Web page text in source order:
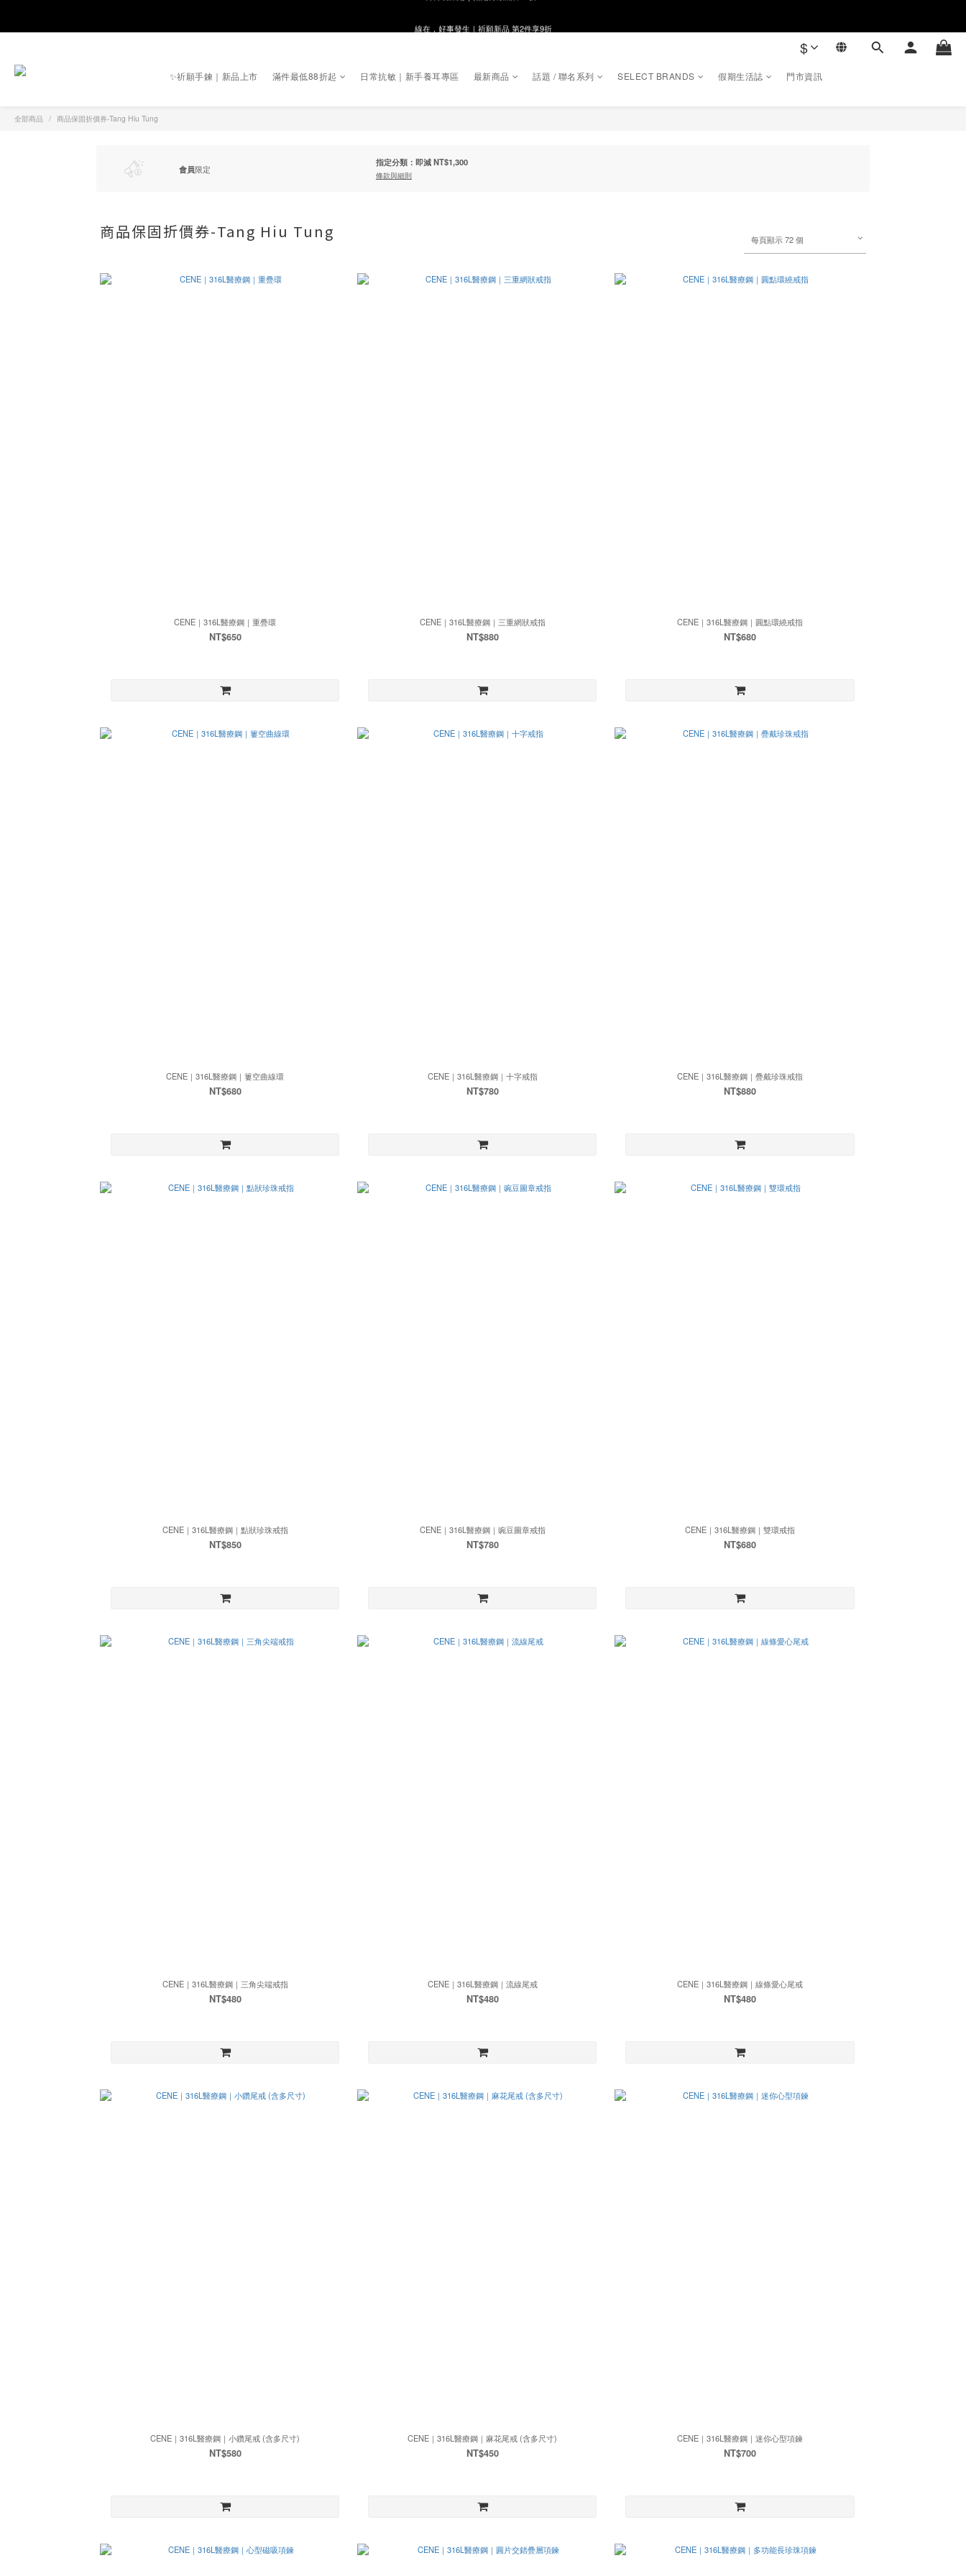
8月月初限定｜指定分類滿件88折！
$
✨祈願手鍊｜新品上市 滿件最低88折起 日常抗敏｜新手養耳專區 最新商品 話題 / 聯名系列 SELECT BRANDS 假期生活誌 門市資訊
全部商品 商品保固折價券-Tang Hiu Tung
會員限定
指定分類：即減 NT$1,300
條款與細則
商品保固折價券-Tang Hiu Tung 每頁顯示 72 個
CENE｜316L醫療鋼｜重疊環
NT$650
CENE｜316L醫療鋼｜三重網狀戒指
NT$880
CENE｜316L醫療鋼｜圓點環繞戒指
NT$680
CENE｜316L醫療鋼｜簍空曲線環
NT$680
CENE｜316L醫療鋼｜十字戒指
NT$780
CENE｜316L醫療鋼｜疊戴珍珠戒指
NT$880
CENE｜316L醫療鋼｜點狀珍珠戒指
NT$850
CENE｜316L醫療鋼｜豌豆圖章戒指
NT$780
CENE｜316L醫療鋼｜雙環戒指
NT$680
CENE｜316L醫療鋼｜三角尖端戒指
NT$480
CENE｜316L醫療鋼｜流線尾戒
NT$480
CENE｜316L醫療鋼｜線條愛心尾戒
NT$480
CENE｜316L醫療鋼｜小鑽尾戒 (含多尺寸)
NT$580
CENE｜316L醫療鋼｜麻花尾戒 (含多尺寸)
NT$450
CENE｜316L醫療鋼｜迷你心型項鍊
NT$700